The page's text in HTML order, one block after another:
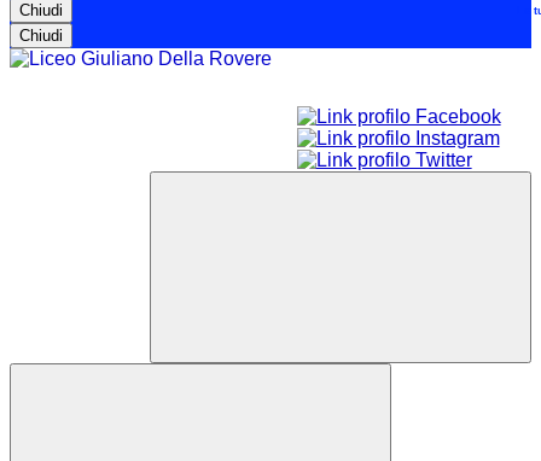
Chiudi
Chiudi
Le